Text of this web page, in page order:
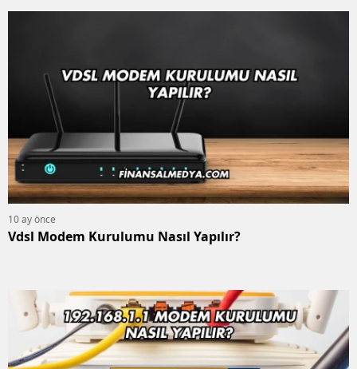
10 ay önce
Vdsl Modem Kurulumu Nasıl Yapılır?